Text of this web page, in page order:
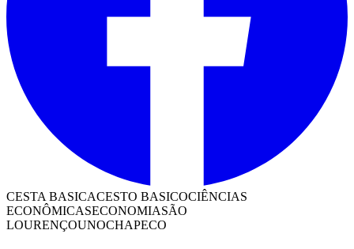
CESTA BASICACESTO BASICOCIÊNCIAS
ECONÔMICASECONOMIASÃO
LOURENÇOUNOCHAPECO